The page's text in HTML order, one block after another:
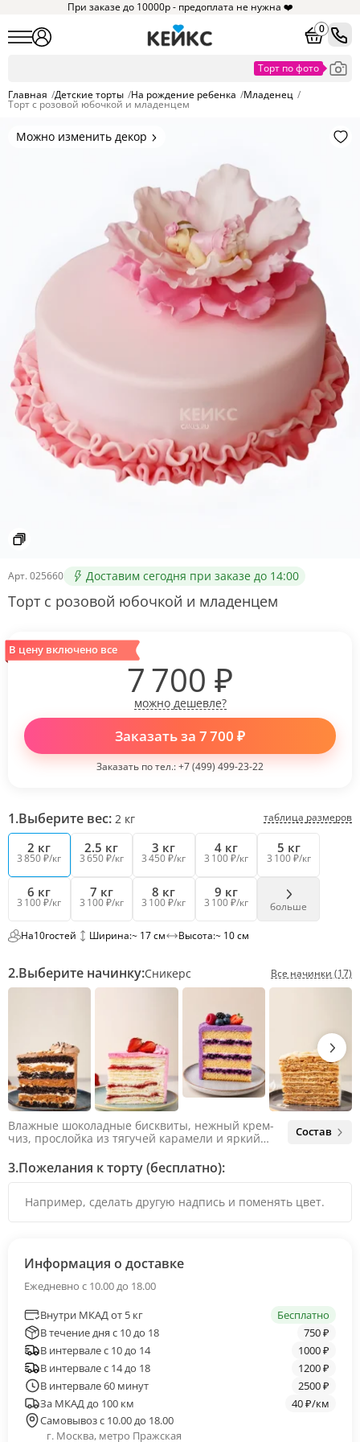
При заказе до 10000р - предоплата не нужна ❤️
0
Главная /Детские торты /На рождение ребенка /Младенец /
Торт с розовой юбочкой и младенцем
Можно изменить декор
Арт. 025660 Доставим сегодня при заказе до 14:00
Торт с розовой юбочкой и младенцем
1.Выберите вес: 2 кг таблица размеров
2 кг
3 850 ₽/кг
2.5 кг
3 650 ₽/кг
3 кг
3 450 ₽/кг
4 кг
3 100 ₽/кг
5 кг
3 100 ₽/кг
6 кг
3 100 ₽/кг
7 кг
3 100 ₽/кг
8 кг
3 100 ₽/кг
9 кг
3 100 ₽/кг больше
На10гостей Ширина:~ 17 см Высота:~ 10 см
2.Выберите начинку:Сникерс Все начинки (17)
Влажные шоколадные бисквиты, нежный крем-
чиз, прослойка из тягучей карамели и яркий
яркий вкус шоколада и тягучей карамели, не
оставляя ни единого шанса остаться
Состав
3.Пожелания к торту (бесплатно):
В цену включено все
7 700 ₽
можно дешевле?
Заказать за 7 700 ₽
Заказать по тел.:+7 (499) 499-23-22
Информация о доставке
Ежедневно с 10.00 до 18.00
Внутри МКАД от 5 кг
Бесплатно
В течение дня с 10 до 18
750 ₽
В интервале с 10 до 14
1000 ₽
В интервале с 14 до 18
1200 ₽
В интервале 60 минут
2500 ₽
За МКАД до 100 км
40 ₽/км
Самовывоз с 10.00 до 18.00
г. Москва, метро Пражская